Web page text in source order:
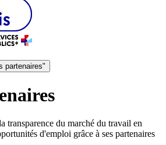
partenaires"
transparence du marché du travail en
d'emploi grâce à ses partenaires